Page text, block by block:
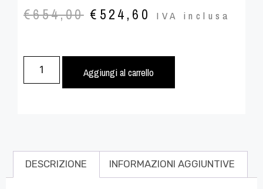
€654,00 € 524,60 IVA inclusa
Aggiungi al carrello
DESCRIZIONE INFORMAZIONI AGGIUNTIVE